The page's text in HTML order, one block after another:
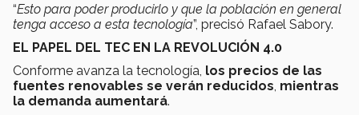
“Esto para poder producirlo y que la población en general
tenga acceso a esta tecnología”, precisó Rafael Sabory.
EL PAPEL DEL TEC EN LA REVOLUCIÓN 4.0
Conforme avanza la tecnología, los precios de las
fuentes renovables se verán reducidos mientras
la demanda aumentará.